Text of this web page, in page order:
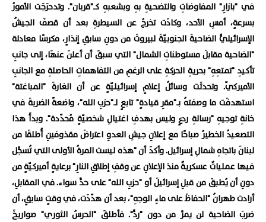
في "بازارِ" المفاوضاتِ والتضحيةِ بهِ وبشعبهِ كـ"قربان". وتدحرَجَت الأمورُ
بسرعةٍ، أمسِ الأحد، وكادَت تخرجُ عن السيطرةِ بعد أن قصفَ الجيشُ
الإسرائيليُّ الضاحيةَ الجنوبيّةَ لبيروتَ من دونِ سابقِ إنذارٍ، مكرسًا معادلة
"الضاحية مقابلَ مستوطناتِ الشمال" التي سبقَ أن أعلنَ عنهَا، إلى جانبِ
تأكيدِ "تمتعِهِ" بحريةِ الحركةِ على الرغمِ من التفاهماتِ الحاصلةِ مع الجانبِ
الأميركيّ. وتحدثَت وسائلُ إعلامٍ إسرائيليّةٍ عن أن الغارةَ "المباغتة"
استهدفَت ما وصفتهُ بـ"مقرِ قيادةٍ" تابعٍ لـ"حزبِ الله"، واضعةً الضربةَ في
خانةِ توجيهِ "رسالةِ ردعٍ وليس بهدفِ اغتيالِ شخصيّةٍ مُحدّدة". وبدأَ هذا
التصعيدُ الخطيرُ صباحًا مع إعلانِ جيشِ العدوِ اعتراضَ مقذوفينِ أُطلقَا من
لبنانَ باتجاهِ شمالِ إسرائيل. وأكدَ أن "هذه ليست المرةُ الأولى التي تُسجَّل
فيها عملياتٌ عسكريةٌ منذ الإعلانِ عن وقفِ إطلاقِ النارِ" برعايةٍ أميركيّةٍ من
دونِ أن يُطبقَ من قبلِ إسرائيلَ أو "حزبِ الله" على حدٍّ سواء. في المقابلِ،
أرادت طهرانُ "الحفاظَ على ماءِ الوجهِ"، بعد أن هدّدَت، في وقتٍ سابقٍ، أن
ضربَ الضاحية لن يمرَّ من دون "ردٍّ". فأطلقَ "الحرسُ الثوري" صواريخَ